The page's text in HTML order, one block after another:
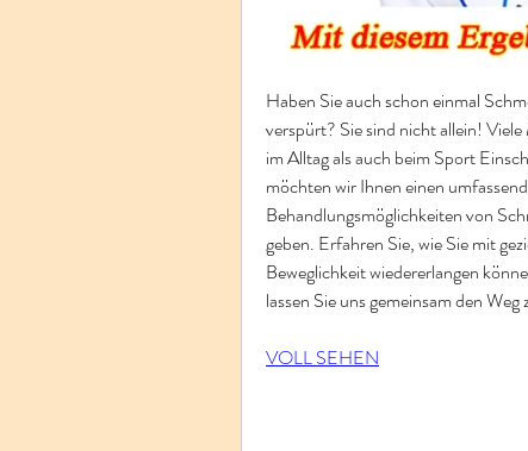
Haben Sie auch schon einmal
verspürt? Sie sind nicht allein!
im Alltag als auch beim Sport
möchten wir Ihnen einen
Behandlungsmöglichkeiten von
geben. Erfahren Sie, wie Sie mit
Beweglichkeit wiedererlangen
lassen Sie uns gemeinsam den
VOLL SEHEN